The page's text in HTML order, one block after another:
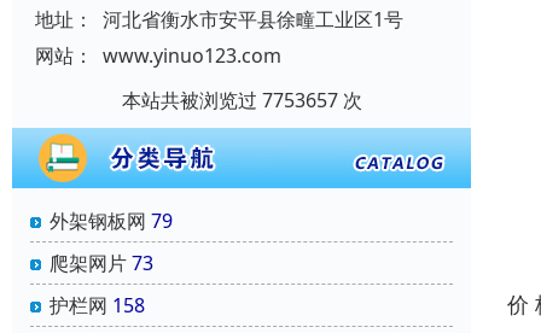
地址：
河北省衡水市安平县徐疃工业区1号
网站：
www.yinuo123.com
本站共被浏览过 7753657 次
外架钢板网 79
爬架网片73
护栏网 158
价